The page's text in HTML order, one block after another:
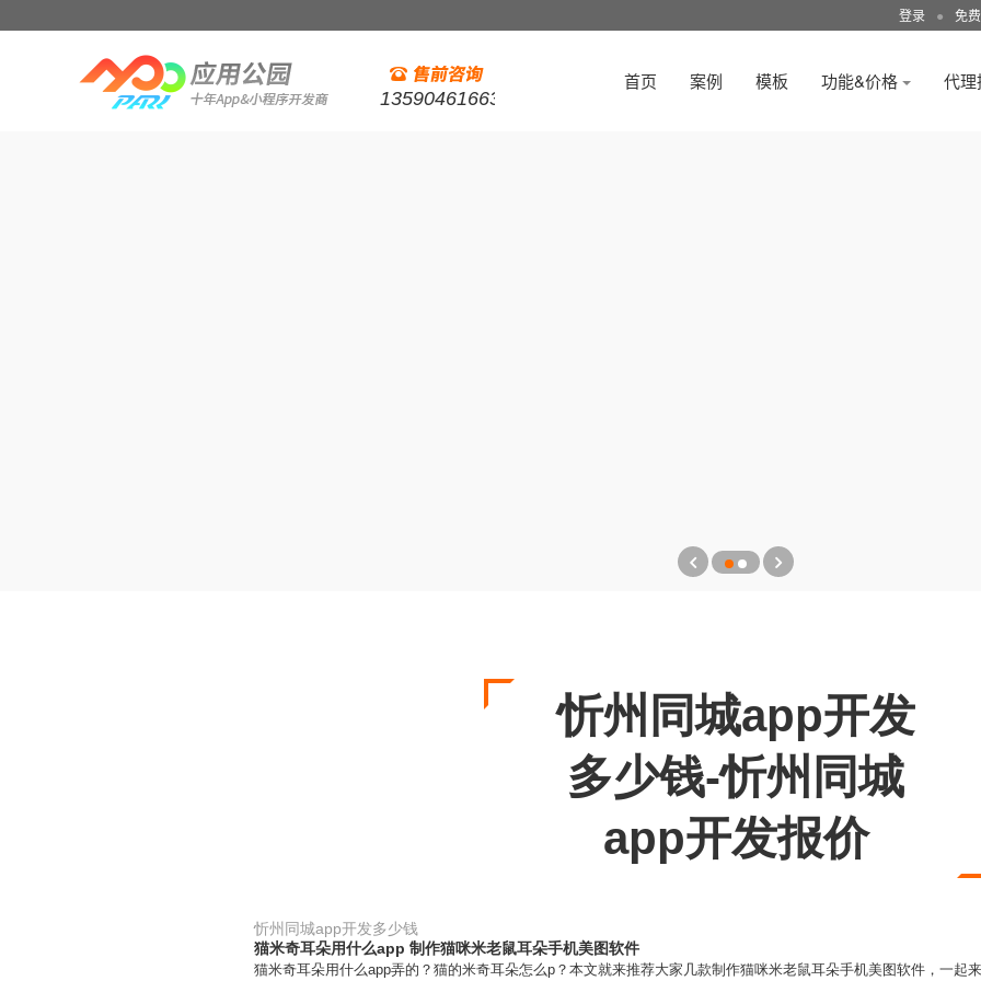
登录 ● 免
13590461663
首页 案例 模板 功能&价格 代理
忻州同城app开发
多少钱-忻州同城
app开发报价
忻州同城app开发多少钱
猫米奇耳朵用什么app 制作猫咪米老鼠耳朵手机美图软件
猫米奇耳朵用什么app弄的？猫的米奇耳朵怎么p？本文就来推荐大家几款制作猫咪米老鼠耳朵手机美图软件，一起来